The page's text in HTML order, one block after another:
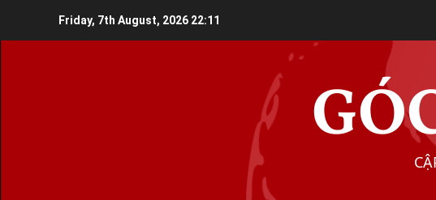
Friday, 7th August, 2026 22:11